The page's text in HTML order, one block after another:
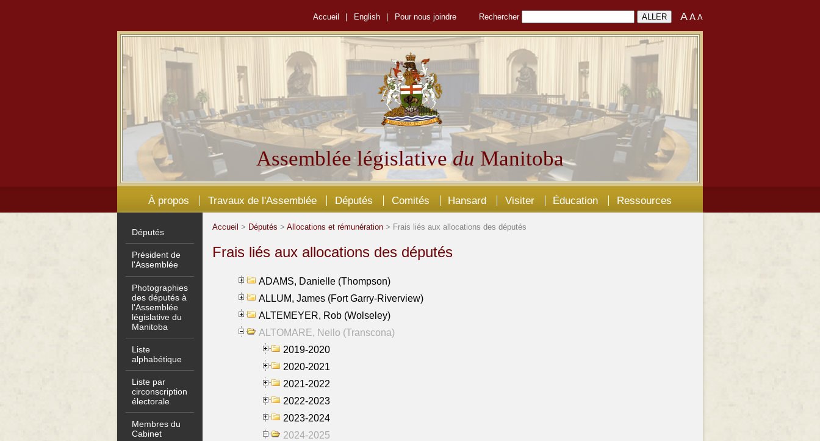
Accueil English Pour nous joindre Rechercher AA A
Assemblée législativedu Manitoba
À propos Travaux de l'Assemblée Députés Comités Hansard Visiter Éducation Ressources
Députés
Président de
l'Assemblée
Photographies
des députés à
l'Assemblée
législative du
Manitoba
Liste
alphabétique
Liste par
circonscription
électorale
Membres du
Cabinet
Accueil > Députés > Allocations et rémunération > Frais liés aux allocations des députés
Frais liés aux allocations des députés
ADAMS, Danielle (Thompson)
ALLUM, James (Fort Garry-Riverview)
ALTEMEYER, Rob (Wolseley)
ALTOMARE, Nello (Transcona)
2019-2020
2020-2021
2021-2022
2022-2023
2023-2024
2024-2025